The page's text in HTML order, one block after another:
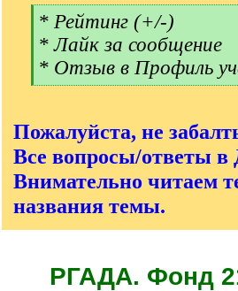
[
]
* Рейтинг (+/-)
* Лайк за сообщение
* Отзыв в Профиль
[
]
Пожалуйста, не
Все вопросы/ответы в
Внимательно читаем
названия темы.
РГАДА. Фонд